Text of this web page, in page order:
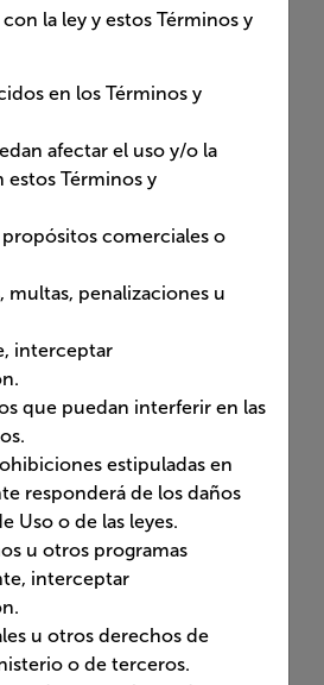
y Condiciones de Uso.
el uso y/o la operación para la
de Uso o bien realizar obras
o lucrativos.
o expropiar
interferir en las actividades y
en estos Términos y
por el incumplimiento de
informáticos maliciosos
cualquier sistema, datos o
de propiedad intelectual
o de cualquier otra forma
audiovisuales o imágenes
intelectual, industrial y/o de
separadamente de su
con la autorización del titular de
los presentes Términos y